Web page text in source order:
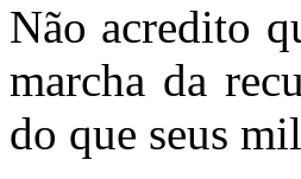
Não acredito
marcha da
do que seus